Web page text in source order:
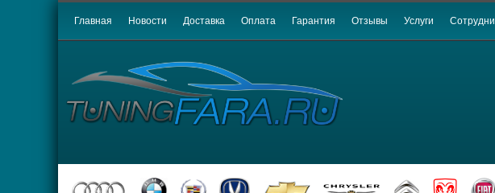
Главная Новости Доставка Оплата Гарантия Отзывы Услуги